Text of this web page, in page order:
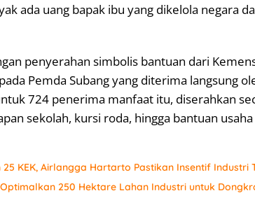
ada uang bapak ibu yang dikelola negara
penyerahan simbolis bantuan dari
Pemda Subang yang diterima langsung
724 penerima manfaat itu, diserahkan
sekolah, kursi roda, hingga bantuan
KEK, Airlangga Hartarto Pastikan Insentif Industri
250 Hektare Lahan Industri untuk